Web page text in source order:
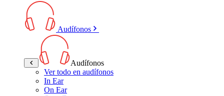
Audífonos
Audífonos
Ver todo en audífonos
In Ear
On Ear